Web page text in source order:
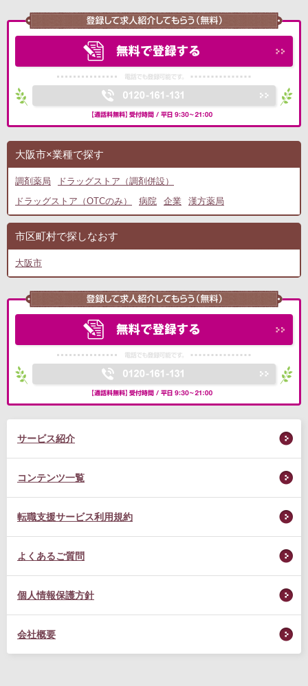
大阪市×業種で探す
調剤薬局
ドラッグストア（調剤併設）
ドラッグストア（OTCのみ）
病院 企業 漢方薬局
市区町村で探しなおす
大阪市
サービス紹介
コンテンツ一覧
転職支援サービス利用規約
よくあるご質問
個人情報保護方針
会社概要